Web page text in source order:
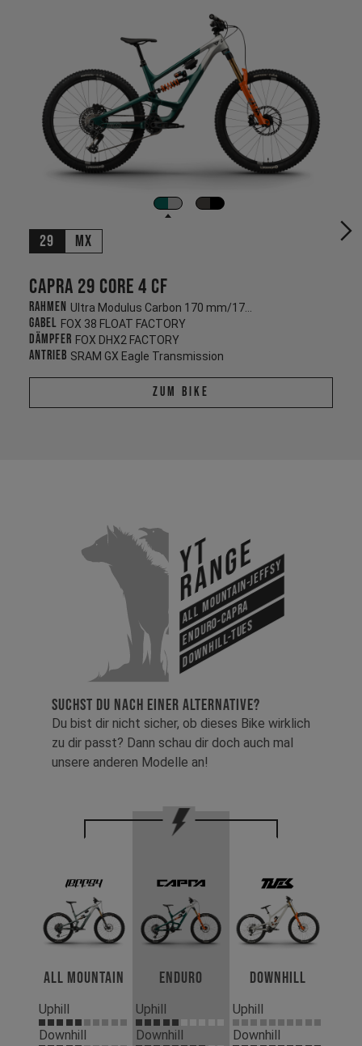
29 MX
Capra 29 CORE 4 CF
Rahmen
Gabel FOX 38 FLOAT FACTORY
Dämpfer FOX DHX2 FACTORY
Antrieb SRAM GX Eagle Transmission
Zum Bike
YT
Range
All Mountain-Jeffsy
Enduro-Capra
Downhill-Tues
SUCHST DU NACH EINER ALTERNATIVE?
Du bist dir nicht sicher, ob dieses Bike wirklich
zu dir passt? Dann schau dir doch auch mal
unsere anderen Modelle an!
All Mountain
Uphill
Downhill
Enduro
Uphill
Downhill
Downhill
Uphill
Downhill